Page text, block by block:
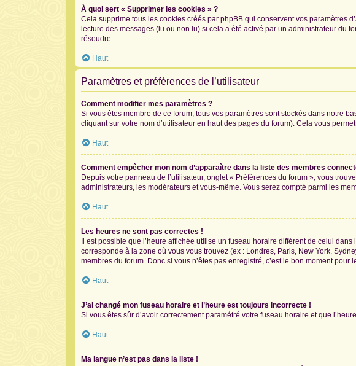
À quoi sert « Supprimer les cookies » ?
Cela supprime tous les cookies créés par phpBB qui conservent vos paramètres
lecture des messages (lu ou non lu) si cela a été activé par un administrateur
résoudre.
Haut
Paramètres et préférences de l’utilisateur
Comment modifier mes paramètres ?
Si vous êtes membre de ce forum, tous vos paramètres sont stockés dans notre
cliquant sur votre nom d’utilisateur en haut des pages du forum). Cela vous
Haut
Comment empêcher mon nom d’apparaître dans la liste des membres
Depuis votre panneau de l’utilisateur, onglet « Préférences du forum », vous
administrateurs, les modérateurs et vous-même. Vous serez compté parmi les
Haut
Les heures ne sont pas correctes !
Il est possible que l’heure affichée utilise un fuseau horaire différent de celui
corresponde à la zone où vous vous trouvez (ex : Londres, Paris, New York,
membres du forum. Donc si vous n’êtes pas enregistré, c’est le bon moment pour
Haut
J’ai changé mon fuseau horaire et l’heure est toujours incorrecte !
Si vous êtes sûr d’avoir correctement paramétré votre fuseau horaire et que
Haut
Ma langue n’est pas dans la liste !